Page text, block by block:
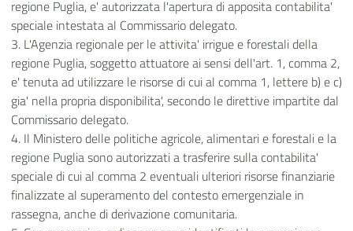
regione Puglia, e' autorizzata l'apertura di apposita contabilita'
speciale intestata al Commissario delegato.
3. L'Agenzia regionale per le attivita' irrigue e forestali della
regione Puglia, soggetto attuatore ai sensi dell'art. 1, comma 2,
e' tenuta ad utilizzare le risorse di cui al comma 1, lettere b) e c)
gia' nella propria disponibilita', secondo le direttive impartite dal
Commissario delegato.
4. Il Ministero delle politiche agricole, alimentari e forestali e la
regione Puglia sono autorizzati a trasferire sulla contabilita'
speciale di cui al comma 2 eventuali ulteriori risorse finanziarie
finalizzate al superamento del contesto emergenziale in
rassegna, anche di derivazione comunitaria.